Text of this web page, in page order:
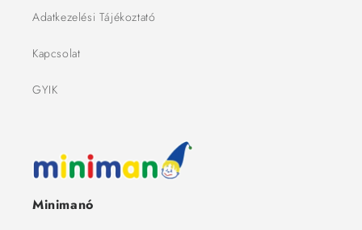
Adatkezelési Tájékoztató
Kapcsolat
GYIK
Minimanó